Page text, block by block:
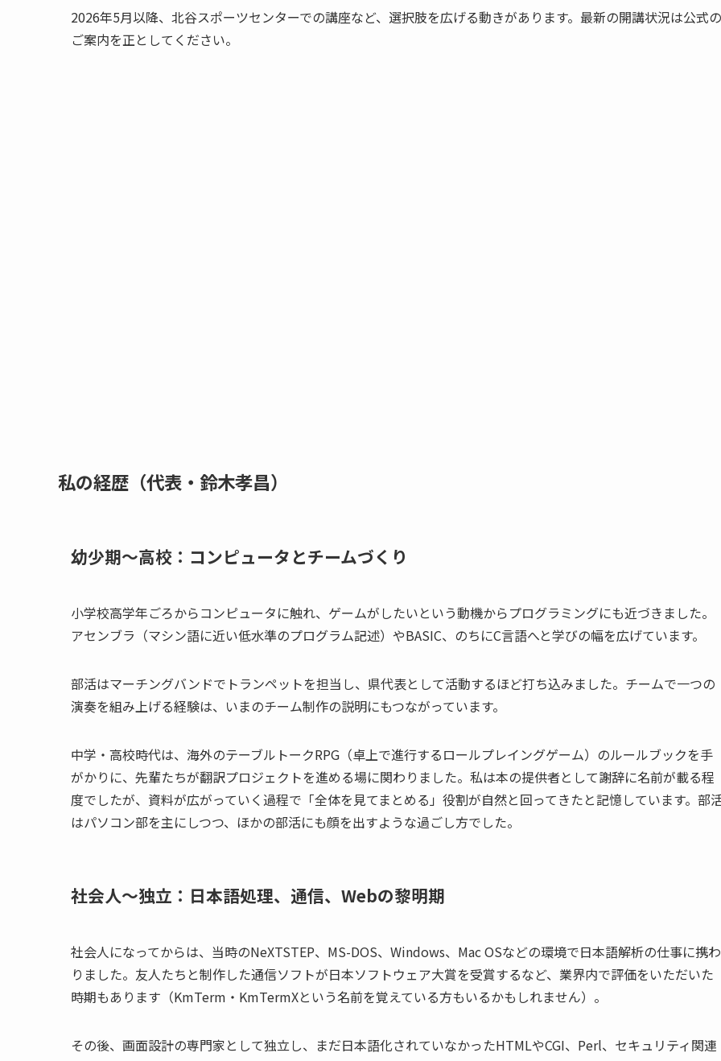
2026年5月以降、北谷スポーツセンターでの講座など、選択肢を広げる動きがあります。最新の開講状況は公式の
ご案内を正としてください。
私の経歴（代表・鈴木孝昌）
幼少期〜高校：コンピュータとチームづくり
小学校高学年ごろからコンピュータに触れ、ゲームがしたいという動機からプログラミングにも近づきました。
アセンブラ（マシン語に近い低水準のプログラム記述）やBASIC、のちにC言語へと学びの幅を広げています。
部活はマーチングバンドでトランペットを担当し、県代表として活動するほど打ち込みました。チームで一つの
演奏を組み上げる経験は、いまのチーム制作の説明にもつながっています。
中学・高校時代は、海外のテーブルトークRPG（卓上で進行するロールプレイングゲーム）のルールブックを手
がかりに、先輩たちが翻訳プロジェクトを進める場に関わりました。私は本の提供者として謝辞に名前が載る程
度でしたが、資料が広がっていく過程で「全体を見てまとめる」役割が自然と回ってきたと記憶しています。部
はパソコン部を主にしつつ、ほかの部活にも顔を出すような過ごし方でした。
社会人〜独立：日本語処理、通信、Webの黎明期
社会人になってからは、当時のNeXTSTEP、MS-DOS、Windows、Mac OSなどの環境で日本語解析の仕事に携わ
りました。友人たちと制作した通信ソフトが日本ソフトウェア大賞を受賞するなど、業界内で評価をいただいた
時期もあります（KmTerm・KmTermXという名前を覚えている方もいるかもしれません）。
その後、画面設計の専門家として独立し、まだ日本語化されていなかったHTMLやCGI、Perl、セキュリティ関連